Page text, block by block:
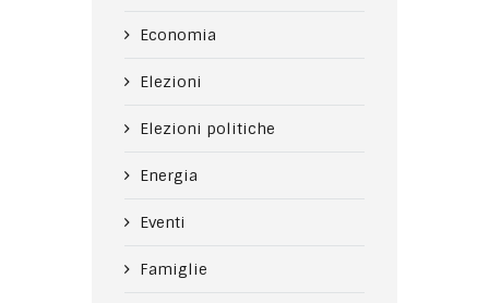
Economia
Elezioni
Elezioni politiche
Energia
Eventi
Famiglie